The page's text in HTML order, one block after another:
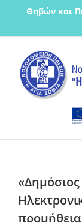
Μετάβαση
περιεχόμενο
Θηβών και
«Δημόσιος